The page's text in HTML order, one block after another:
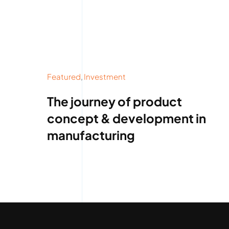
Featured, Investment
The journey of product
concept & development in
manufacturing